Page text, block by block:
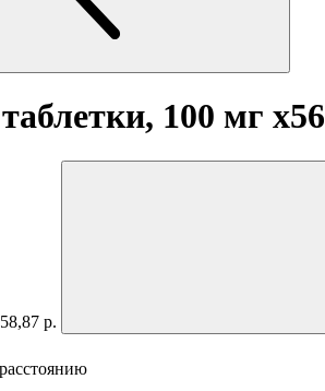
100 мг x56
р.